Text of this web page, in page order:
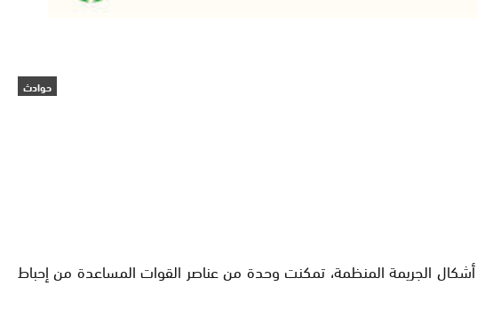
حوادث
أشكال الجريمة المنظمة، تمكنت وحدة من عناصر القوات المساعدة من إحباط